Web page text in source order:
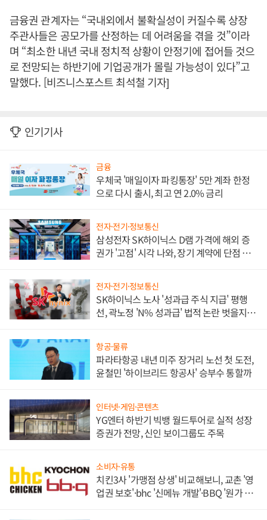
금융권 관계자는 “국내외에서 불확실성이 커질수록 상장
주관사들은 공모가를 산정하는 데 어려움을 겪을 것”이라
며 “최소한 내년 국내 정치적 상황이 안정기에 접어들 것으
로 전망되는 하반기에 기업공개가 몰릴 가능성이 있다”고
말했다. [비즈니스포스트 최석철 기자]
인기기사
금융
우체국 '매일이자 파킹통장' 5만 계좌 한정
으로 다시 출시, 최고 연 2.0% 금리
전자·전기·정보통신
삼성전자 SK하이닉스 D램 가격에 해외 증
권가 '고점' 시각 나와, 장기 계약에 단점 부
전자·전기·정보통신
SK하이닉스 노사 '성과급 주식 지급' 평행
선, 곽노정 'N% 성과급' 법적 논란 벗을지 주
항공·물류
파라타항공 내년 미주 장거리 노선 첫 도전,
윤철민 '하이브리드 항공사' 승부수 통할까
인터넷·게임·콘텐츠
YG엔터 하반기 빅뱅 월드투어로 실적 성장
증권가 전망, 신인 보이그룹도 주목
소비자·유통
치킨3사 '가맹점 상생' 비교해보니, 교촌 '영
업권 보호'·bhc '신메뉴 개발'·BBQ '원가 부